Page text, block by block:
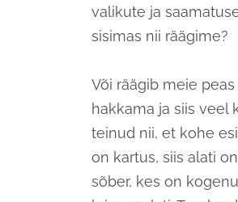
valikute ja
sisimas nii räägime?
Või räägib meie
hakkama ja siis veel
teinud nii, et kohe
on kartus, siis alati
sõber, kes on